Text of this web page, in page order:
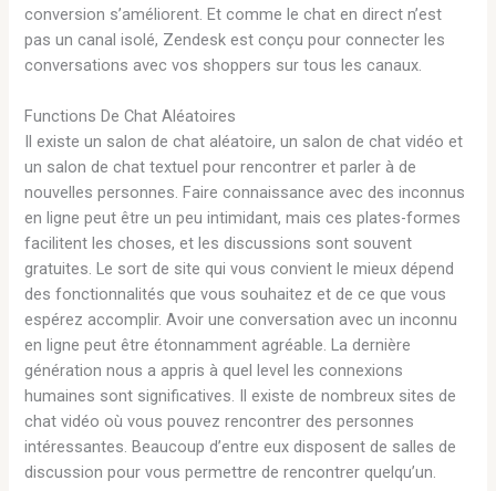
conversion s’améliorent. Et comme le chat en direct n’est
pas un canal isolé, Zendesk est conçu pour connecter les
conversations avec vos shoppers sur tous les canaux.
Functions De Chat Aléatoires
Il existe un salon de chat aléatoire, un salon de chat vidéo et
un salon de chat textuel pour rencontrer et parler à de
nouvelles personnes. Faire connaissance avec des inconnus
en ligne peut être un peu intimidant, mais ces plates-formes
facilitent les choses, et les discussions sont souvent
gratuites. Le sort de site qui vous convient le mieux dépend
des fonctionnalités que vous souhaitez et de ce que vous
espérez accomplir. Avoir une conversation avec un inconnu
en ligne peut être étonnamment agréable. La dernière
génération nous a appris à quel level les connexions
humaines sont significatives. Il existe de nombreux sites de
chat vidéo où vous pouvez rencontrer des personnes
intéressantes. Beaucoup d’entre eux disposent de salles de
discussion pour vous permettre de rencontrer quelqu’un.